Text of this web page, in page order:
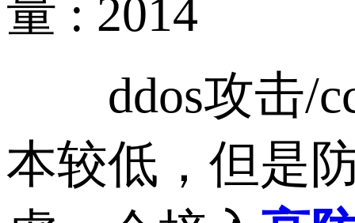
量 : 2014
ddos攻击/cc
本较低，但是